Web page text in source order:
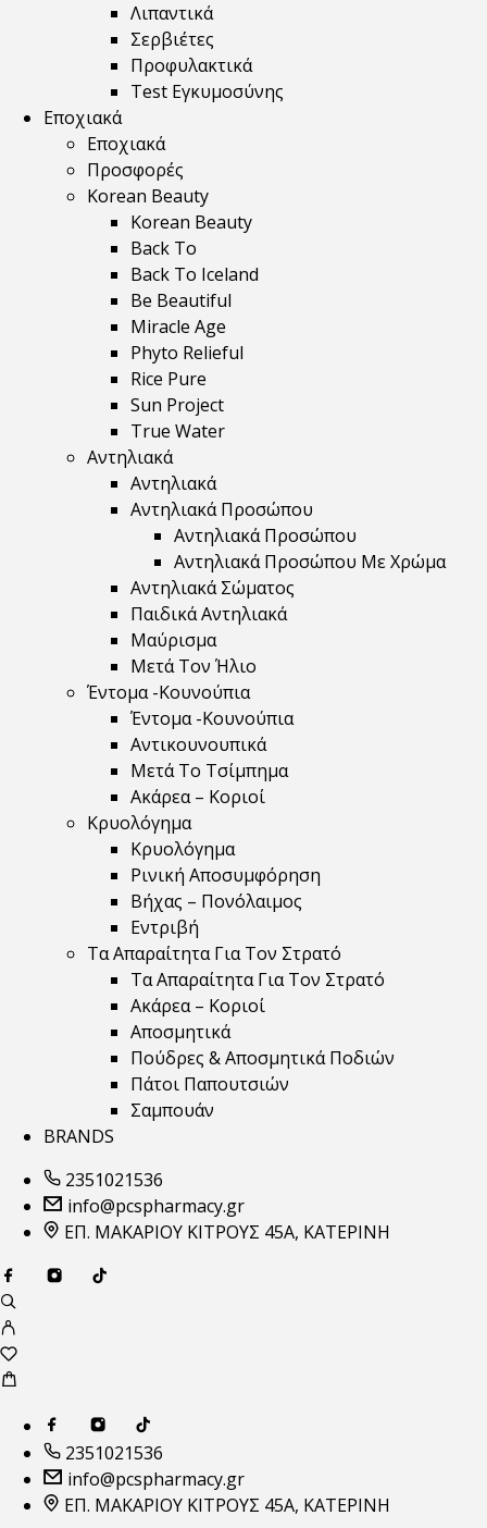
Λιπαντικά
Σερβιέτες
Προφυλακτικά
Test Εγκυμοσύνης
Εποχιακά
Εποχιακά
Προσφορές
Korean Beauty
Korean Beauty
Back To
Back To Iceland
Be Beautiful
Miracle Age
Phyto Relieful
Rice Pure
Sun Project
True Water
Αντηλιακά
Αντηλιακά
Αντηλιακά Προσώπου
Αντηλιακά Προσώπου
Αντηλιακά Προσώπου Με Χρώμα
Αντηλιακά Σώματος
Παιδικά Αντηλιακά
Μαύρισμα
Mετά Τον Ήλιο
Έντομα -Κουνούπια
Έντομα -Κουνούπια
Αντικουνουπικά
Μετά Το Τσίμπημα
Ακάρεα – Κοριοί
Κρυολόγημα
Κρυολόγημα
Ρινική Αποσυμφόρηση
Βήχας – Πονόλαιμος
Εντριβή
Τα Απαραίτητα Για Τον Στρατό
Τα Απαραίτητα Για Τον Στρατό
Ακάρεα – Κοριοί
Αποσμητικά
Πούδρες & Αποσμητικά Ποδιών
Πάτοι Παπουτσιών
Σαμπουάν
BRANDS
2351021536
info@pcspharmacy.gr
ΕΠ. ΜΑΚΑΡΙΟΥ ΚΙΤΡΟΥΣ 45Α, ΚΑΤΕΡΙΝΗ
2351021536
info@pcspharmacy.gr
ΕΠ. ΜΑΚΑΡΙΟΥ ΚΙΤΡΟΥΣ 45Α, ΚΑΤΕΡΙΝΗ